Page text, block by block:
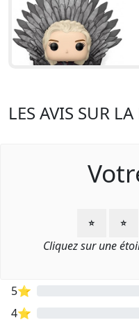
LES AVIS SUR
⭐ ⭐
Cliquez sur une
5⭐
4⭐